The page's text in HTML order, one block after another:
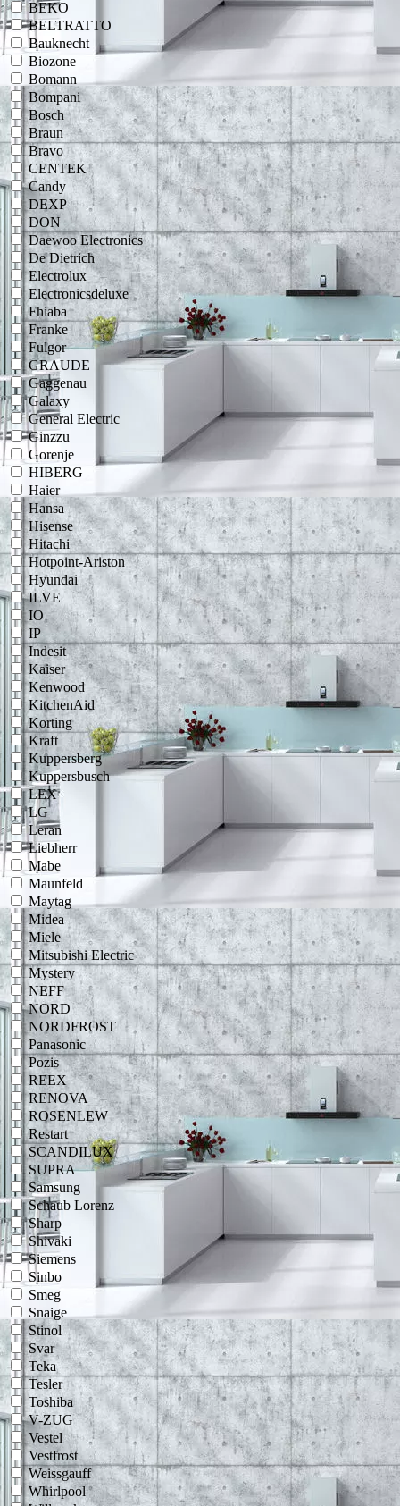
BEKO
BELTRATTO
Bauknecht
Biozone
Bomann
Bompani
Bosch
Braun
Bravo
CENTEK
Candy
DEXP
DON
Daewoo Electronics
De Dietrich
Electrolux
Electronicsdeluxe
Fhiaba
Franke
Fulgor
GRAUDE
Gaggenau
Galaxy
General Electric
Ginzzu
Gorenje
HIBERG
Haier
Hansa
Hisense
Hitachi
Hotpoint-Ariston
Hyundai
ILVE
IO
IP
Indesit
Kaiser
Kenwood
KitchenAid
Korting
Kraft
Kuppersberg
Kuppersbusch
LEX
LG
Leran
Liebherr
Mabe
Maunfeld
Maytag
Midea
Miele
Mitsubishi Electric
Mystery
NEFF
NORD
NORDFROST
Panasonic
Pozis
REEX
RENOVA
ROSENLEW
Restart
SCANDILUX
SUPRA
Samsung
Schaub Lorenz
Sharp
Shivaki
Siemens
Sinbo
Smeg
Snaige
Stinol
Svar
Teka
Tesler
Toshiba
V-ZUG
Vestel
Vestfrost
Weissgauff
Whirlpool